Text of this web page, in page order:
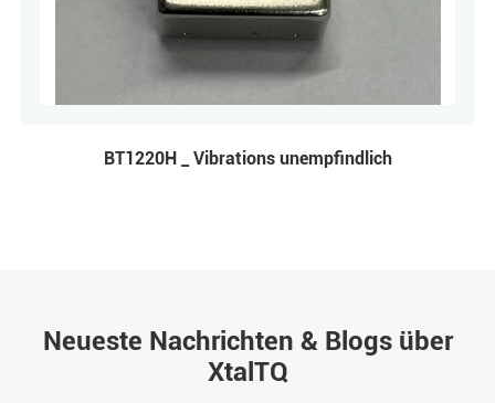
BT1220H _ Vibrations unempfindlich
Neueste Nachrichten & Blogs über
XtalTQ